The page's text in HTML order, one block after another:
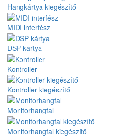
Hangkártya kiegészítő
MIDI interfész
DSP kártya
Kontroller
Kontroller kiegészítő
Monitorhangfal
Monitorhangfal kiegészítő